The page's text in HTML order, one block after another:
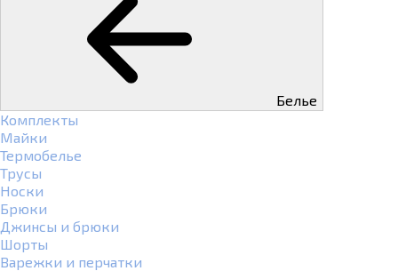
Белье
Комплекты
Майки
Термобелье
Трусы
Носки
Брюки
Джинсы и брюки
Шорты
Варежки и перчатки